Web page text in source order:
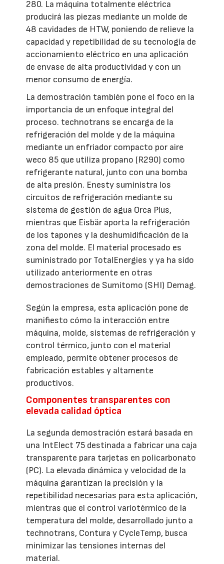
280. La máquina totalmente eléctrica
producirá las piezas mediante un molde de
48 cavidades de HTW, poniendo de relieve la
capacidad y repetibilidad de su tecnología de
accionamiento eléctrico en una aplicación
de envase de alta productividad y con un
menor consumo de energía.
La demostración también pone el foco en la
importancia de un enfoque integral del
proceso. technotrans se encarga de la
refrigeración del molde y de la máquina
mediante un enfriador compacto por aire
weco 85 que utiliza propano (R290) como
refrigerante natural, junto con una bomba
de alta presión. Enesty suministra los
circuitos de refrigeración mediante su
sistema de gestión de agua Orca Plus,
mientras que Eisbär aporta la refrigeración
de los tapones y la deshumidificación de la
zona del molde. El material procesado es
suministrado por TotalEnergies y ya ha sido
utilizado anteriormente en otras
demostraciones de Sumitomo (SHI) Demag.
Según la empresa, esta aplicación pone de
manifiesto cómo la interacción entre
máquina, molde, sistemas de refrigeración y
control térmico, junto con el material
empleado, permite obtener procesos de
fabricación estables y altamente
productivos.
Componentes transparentes con
elevada calidad óptica
La segunda demostración estará basada en
una IntElect 75 destinada a fabricar una caja
transparente para tarjetas en policarbonato
(PC). La elevada dinámica y velocidad de la
máquina garantizan la precisión y la
repetibilidad necesarias para esta aplicación,
mientras que el control variotérmico de la
temperatura del molde, desarrollado junto a
technotrans, Contura y CycleTemp, busca
minimizar las tensiones internas del
material.